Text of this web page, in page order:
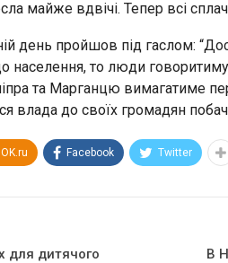
майже вдвічі. Тепер всі
день пройшов під гаслом:
населення, то люди
та Марганцю вимагатиме
влада до своїх громадян
OK.ru Facebook Twitter
для дитячого
В